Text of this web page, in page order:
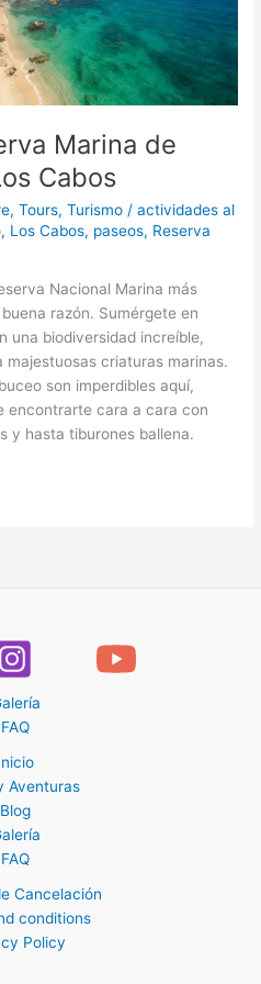
Marina de
Cabos
,Tours,Turismo /actividades al
, Los Cabos, paseos, Reserva
Nacional Marina más
razón. Sumérgete en
una biodiversidad increíble,
criaturas marinas.
son imperdibles aquí,
encontrarte cara a cara con
y hasta tiburones ballena.
FAQ
Aventuras
Blog
FAQ
Cancelación
conditions
Policy